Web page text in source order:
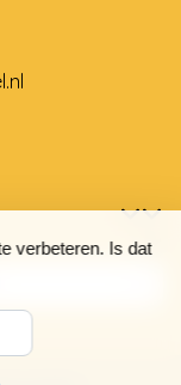
verbeteren. Is dat